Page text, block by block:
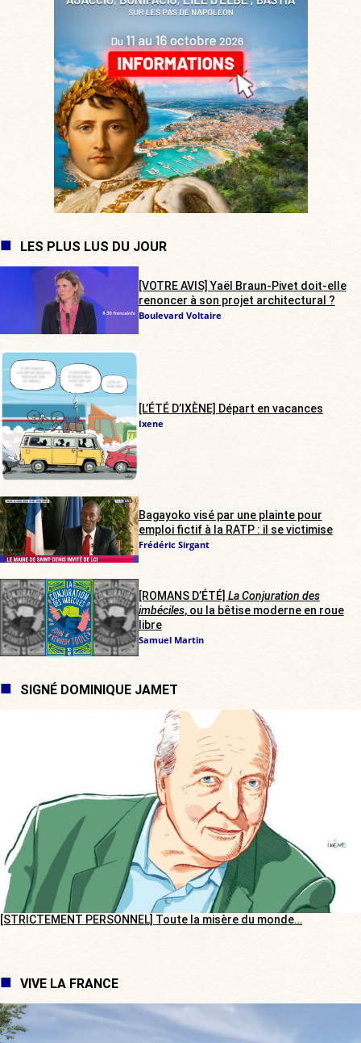
LES PLUS LUS DU JOUR
[VOTRE AVIS] Yaël Braun-Pivet doit-elle
renoncer à son projet architectural ?
Boulevard Voltaire
[L’ÉTÉ D’IXÈNE] Départ en vacances
Ixene
Bagayoko visé par une plainte pour
emploi fictif à la RATP : il se victimise
Frédéric Sirgant
[ROMANS D’ÉTÉ] La Conjuration des
imbéciles, ou la bêtise moderne en roue
libre
Samuel Martin
SIGNÉ DOMINIQUE JAMET
[STRICTEMENT PERSONNEL] Toute la misère du monde…
VIVE LA FRANCE